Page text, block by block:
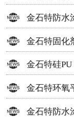
决方案
金石特防水
方案
金石特固化
金石特硅
金石特环氧
方案
金石特防水